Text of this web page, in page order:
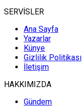
SERVİSLER
Ana Sayfa
Yazarlar
Künye
Gizlilik Politikası
İletişim
HAKKIMIZDA
Gündem